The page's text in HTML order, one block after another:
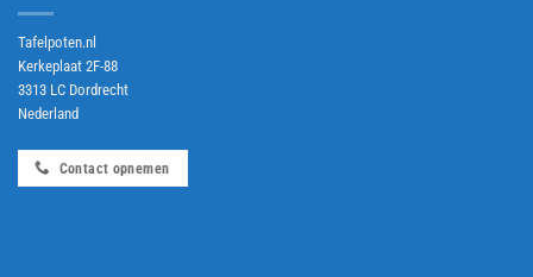
Tafelpoten.nl
Kerkeplaat 2F-88
3313 LC Dordrecht
Nederland
Contact opnemen